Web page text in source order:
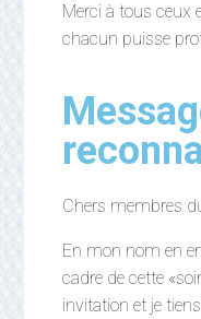
Merci à tous ceux
chacun puisse
Chers membres
En mon nom en
cadre de cette
invitation et je